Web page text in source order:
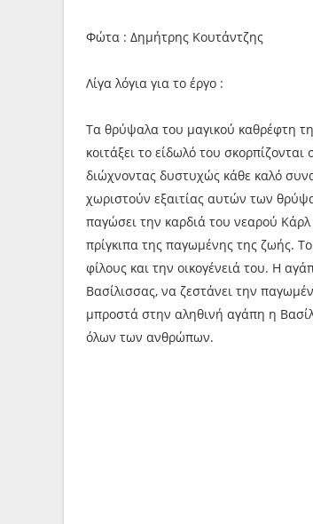
Φώτα : Δημήτρης Κουτάντζης
Λίγα λόγια για το έργο :
Τα θρύψαλα του μαγικού καθρέφτη
κοιτάξει το είδωλό του
διώχνοντας δυστυχώς κάθε καλό
χωριστούν εξαιτίας αυτών των
παγώσει την καρδιά του νεαρού
πρίγκιπα της παγωμένης της ζωής. Το
φίλους και την οικογένειά του. Η
Βασίλισσας, να ζεστάνει την
μπροστά στην αληθινή αγάπη η
όλων των ανθρώπων.